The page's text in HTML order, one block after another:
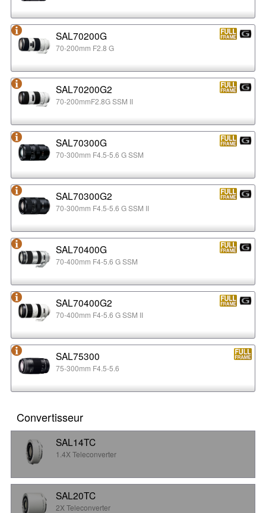
SAL70200G
70-200mm F2.8 G
SAL70200G2
70-200mmF2.8G SSM II
SAL70300G
70-300mm F4.5-5.6 G SSM
SAL70300G2
70-300mm F4.5-5.6 G SSM II
SAL70400G
70-400mm F4-5.6 G SSM
SAL70400G2
70-400mm F4-5.6 G SSM II
SAL75300
75-300mm F4.5-5.6
Convertisseur
SAL14TC
1.4X Teleconverter
SAL20TC
2X Teleconverter